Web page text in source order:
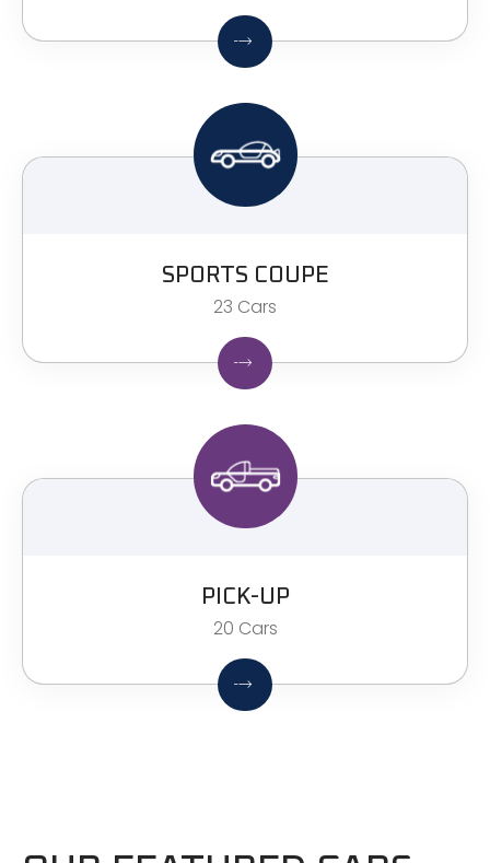
SPORTS COUPE
23 Cars
PICK-UP
20 Cars